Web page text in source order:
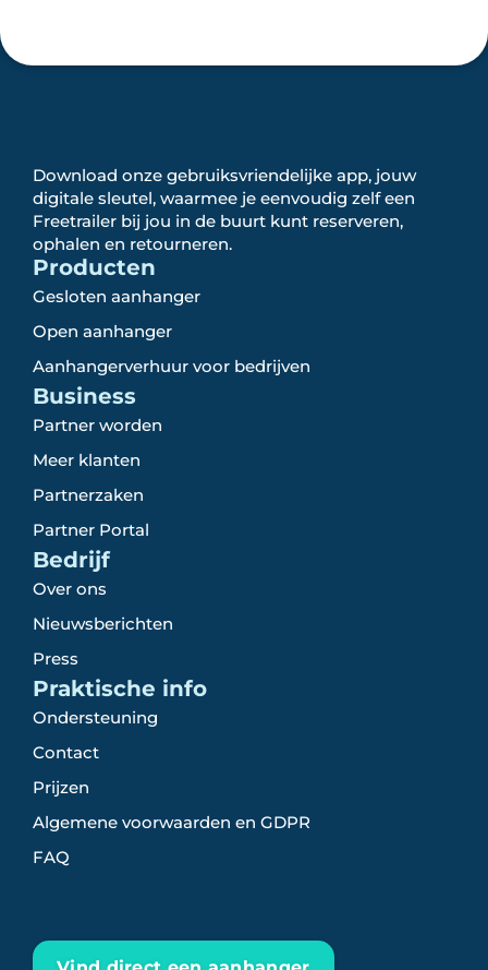
Download onze gebruiksvriendelijke app, jouw
digitale sleutel, waarmee je eenvoudig zelf een
Freetrailer bij jou in de buurt kunt reserveren,
ophalen en retourneren.
Producten
Gesloten aanhanger
Open aanhanger
Aanhangerverhuur voor bedrijven
Business
Partner worden
Meer klanten
Partnerzaken
Partner Portal
Bedrijf
Over ons
Nieuwsberichten
Press
Praktische info
Ondersteuning
Contact
Prijzen
Algemene voorwaarden en GDPR
FAQ